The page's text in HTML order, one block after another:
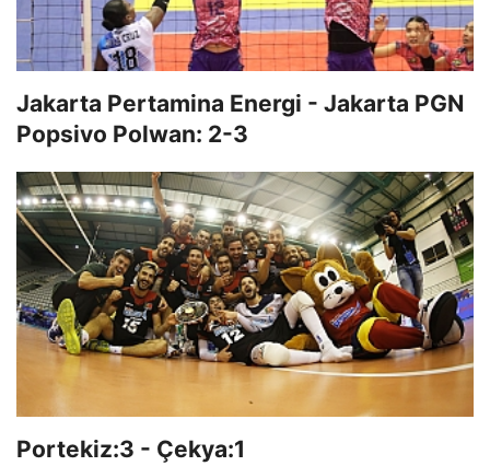
Jakarta Pertamina Energi - Jakarta PGN
Popsivo Polwan: 2-3
Portekiz:3 - Çekya:1